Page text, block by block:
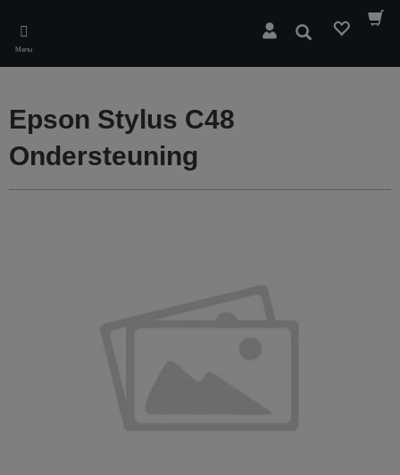
main
content
Menu
Zoeken
Epson Stylus C48
Ondersteuning